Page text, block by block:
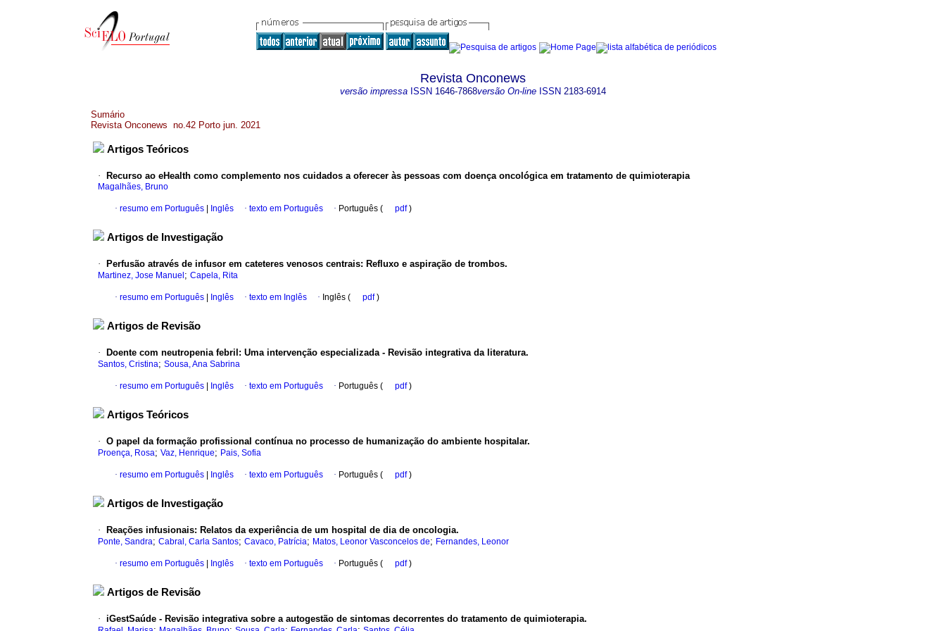
Revista Onconews
versão impressa ISSN 1646-7868versão On-line ISSN 2183-6914
Sumário
Revista Onconews no.42 Porto jun. 2021
Artigos Teóricos
· Recurso ao eHealth como complemento nos cuidados a oferecer às pessoas com doença oncológica em tratamento de quimioterapia
Magalhães, Bruno
· resumo em Português Inglês · texto em Português · Português ( pdf)
Artigos de Investigação
· Perfusão através de infusor em cateteres venosos centrais: Refluxo e aspiração de trombos.
Martinez, Jose Manuel ; Capela, Rita
· resumo em Português Inglês · texto em Inglês · Inglês ( pdf)
Artigos de Revisão
· Doente com neutropenia febril: Uma intervenção especializada - Revisão integrativa da literatura.
Santos, Cristina; Sousa, Ana Sabrina
· resumo em Português Inglês · texto em Português · Português ( pdf)
Artigos Teóricos
· O papel da formação profissional contínua no processo de humanização do ambiente hospitalar.
Proença, Rosa; Vaz, Henrique; Pais, Sofia
· resumo em Português Inglês · texto em Português · Português ( pdf)
Artigos de Investigação
· Reações infusionais: Relatos da experiência de um hospital de dia de oncologia.
Ponte, Sandra; Cabral, Carla Santos; Cavaco, Patrícia; Matos, Leonor Vasconcelos de; Fernandes, Leonor
· resumo em Português Inglês · texto em Português · Português ( pdf)
Artigos de Revisão
· iGestSaúde - Revisão integrativa sobre a autogestão de sintomas decorrentes do tratamento de quimioterapia.